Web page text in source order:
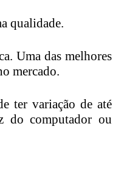
qualidade.
Uma das melhores
mercado.
ter variação de até
do computador ou